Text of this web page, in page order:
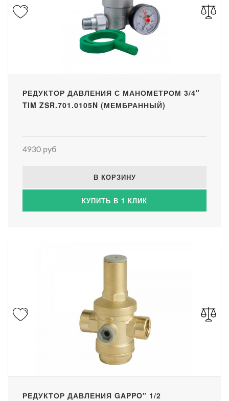
РЕДУКТОР ДАВЛЕНИЯ С МАНОМЕТРОМ 3/4"
TIM ZSR.701.0105N (МЕМБРАННЫЙ)
4930 руб
В КОРЗИНУ
КУПИТЬ В 1 КЛИК
РЕДУКТОР ДАВЛЕНИЯ GAPPO" 1/2